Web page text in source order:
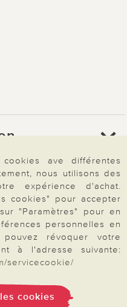
liberté|Vie privée & cookies
ave différentes
nous utilisons des
expérience d'achat.
cookies" pour accepter
"Paramètres" pour en
personnelles en
révoquer votre
à l'adresse suivante:
servicecookie/
cookies